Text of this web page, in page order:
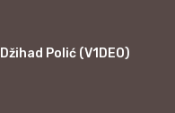
Polić (V1DEO)